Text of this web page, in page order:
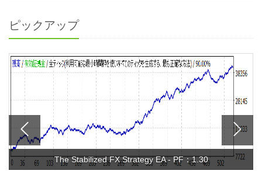
ピックアップ
The Stabilized FX Strategy EA - PF：1.30